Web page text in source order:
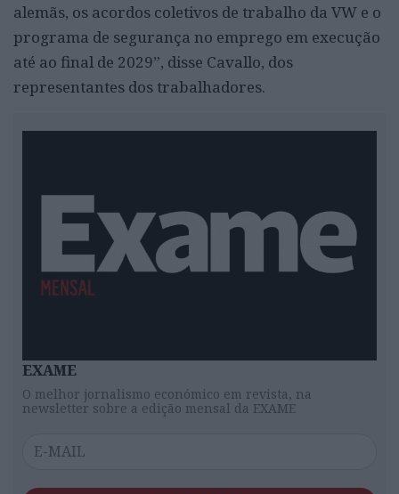
alemãs, os acordos coletivos de trabalho da VW e o
programa de segurança no emprego em execução
até ao final de 2029”, disse Cavallo, dos
representantes dos trabalhadores.
EXAME
O melhor jornalismo económico em revista, na
newsletter sobre a edição mensal da EXAME